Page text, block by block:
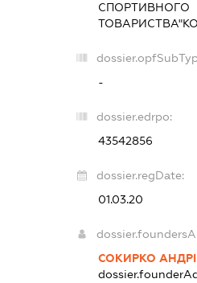
СПОРТИВНОГО
-
dossier.edrpo:
43542856
dossier.regDate:
01.03.20
СОКИРКО